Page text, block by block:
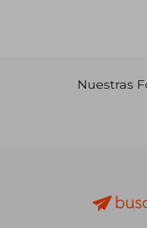
Nuestras